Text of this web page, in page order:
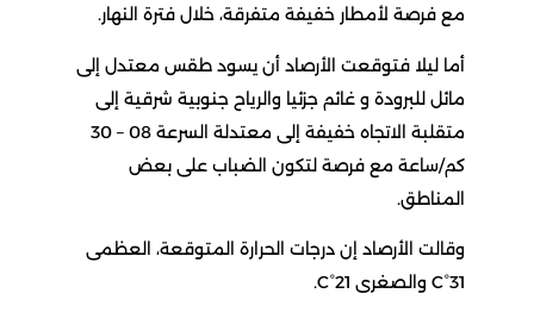
مع فرصة لأمطار خفيفة متفرقة، خلال فترة النهار.
أما ليلا فتوقعت الأرصاد أن يسود طقس معتدل إلى
مائل للبرودة و غائم جزئيا والرياح جنوبية شرقية إلى
متقلبة الاتجاه خفيفة إلى معتدلة السرعة 08 – 30
كم/ساعة مع فرصة لتكون الضباب على بعض
المناطق.
وقالت الأرصاد إن درجات الحرارة المتوقعة، العظمى
31°C والصغرى 21°C.